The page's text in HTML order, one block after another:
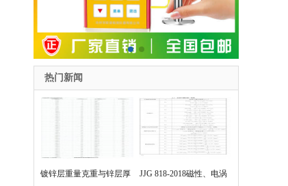
热门新闻
镀锌层重量克重与锌层厚 JJG 818-2018磁性、电涡